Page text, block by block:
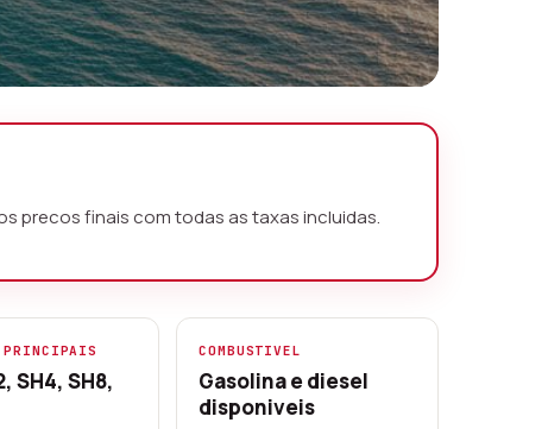
precos finais com todas as taxas incluidas.
PRINCIPAIS
SH4, SH8,
COMBUSTIVEL
Gasolina e diesel
disponiveis